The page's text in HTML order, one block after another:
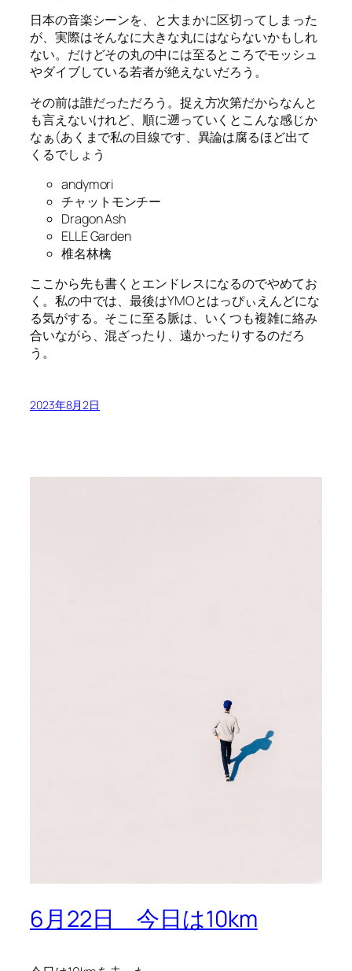
日本の音楽シーンを、と大まかに区切ってしまった
が、実際はそんなに大きな丸にはならないかもしれ
ない。だけどその丸の中には至るところでモッシュ
やダイブしている若者が絶えないだろう。
その前は誰だっただろう。捉え方次第だからなんと
も言えないけれど、順に遡っていくとこんな感じか
なぁ(あくまで私の目線です、異論は腐るほど出て
くるでしょう
andymori
チャットモンチー
Dragon Ash
ELLE Garden
椎名林檎
ここから先も書くとエンドレスになるのでやめてお
く。私の中では、最後はYMOとはっぴぃえんどにな
る気がする。そこに至る脈は、いくつも複雑に絡み
合いながら、混ざったり、遠かったりするのだろ
う。
2023年8月2日
6月22日 今日は10km